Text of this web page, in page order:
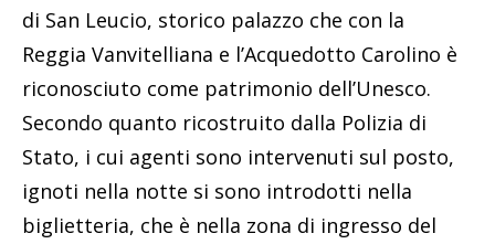
di San Leucio, storico palazzo che con la
Reggia Vanvitelliana e l’Acquedotto Carolino è
riconosciuto come patrimonio dell’Unesco.
Secondo quanto ricostruito dalla Polizia di
Stato, i cui agenti sono intervenuti sul posto,
ignoti nella notte si sono introdotti nella
biglietteria, che è nella zona di ingresso del